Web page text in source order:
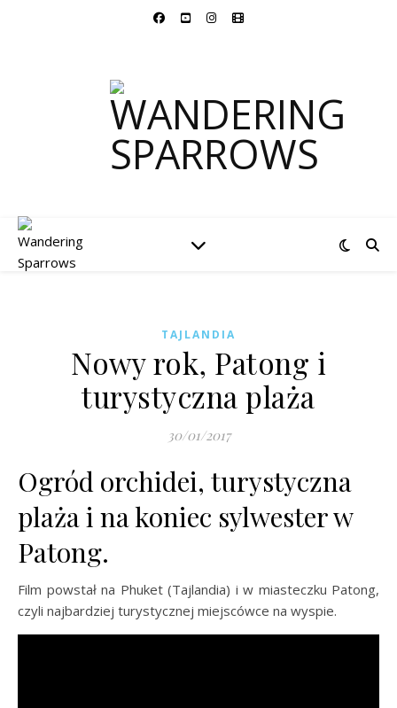
TAJLANDIA
Nowy rok, Patong i
turystyczna plaża
30/01/2017
Ogród orchidei, turystyczna
plaża i na koniec sylwester w
Patong.
Film powstał na Phuket (Tajlandia) i w miasteczku Patong,
czyli najbardziej turystycznej miejscówce na wyspie.